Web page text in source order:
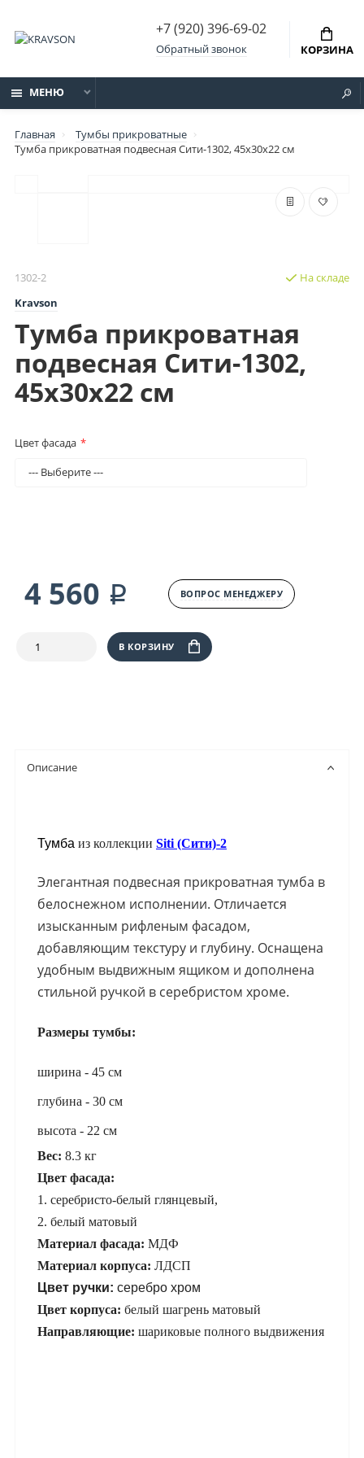
+7 (920) 396-69-02
Обратный звонок КОРЗИНА
МЕНЮ
Главная
Тумбы прикроватные
Тумба прикроватная подвесная Сити-1302, 45х30х22 см
1302-2
Kravson
Тумба прикроватная
подвесная Сити-1302,
45х30х22 см
На складе
Цвет фасада
4 560 ₽
В КОРЗИНУ
ВОПРОС МЕНЕДЖЕРУ
Описание
Тумба из коллекции Siti (Сити)-2
Элегантная подвесная прикроватная тумба в
белоснежном исполнении. Отличается
изысканным рифленым фасадом,
добавляющим текстуру и глубину. Оснащена
удобным выдвижным ящиком и дополнена
стильной ручкой в серебристом хроме.
Размеры тумбы:
ширина - 45 см
глубина - 30 см
высота - 22 см
Вес: 8.3 кг
Цвет фасада:
1. серебристо-белый глянцевый,
2. белый матовый
Материал фасада: МДФ
Материал корпуса: ЛДСП
Цвет ручки: серебро хром
Цвет корпуса: белый шагрень матовый
Направляющие: шариковые полного выдвижения